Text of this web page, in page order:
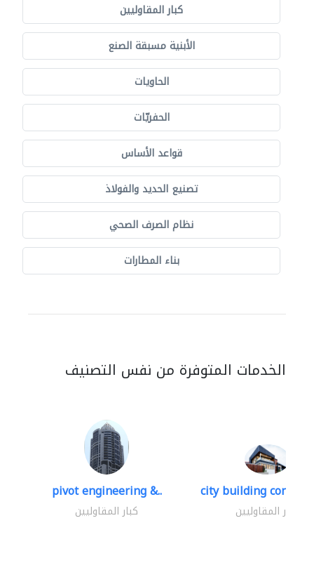
كبار المقاوليين
الأبنية مسبقة الصنع
الحاويات
الحفريّات
قواعد الأساس
تصنيع الحديد والفولاذ
نظام الصرف الصحي
بناء المطارات
الخدمات المتوفرة من نفس التصنيف
pivot engineering &..
كبار المقاوليين
city building
كبار المقاوليين